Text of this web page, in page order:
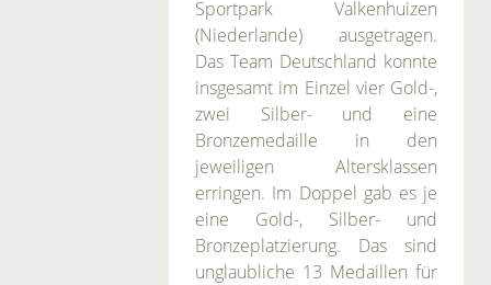
Sportpark Valkenhuizen
(Niederlande) ausgetragen.
Das Team Deutschland konnte
insgesamt im Einzel vier Gold-,
zwei Silber- und eine
Bronzemedaille in den
jeweiligen Altersklassen
erringen. Im Doppel gab es je
eine Gold-, Silber- und
Bronzeplatzierung. Das sind
unglaubliche 13 Medaillen für